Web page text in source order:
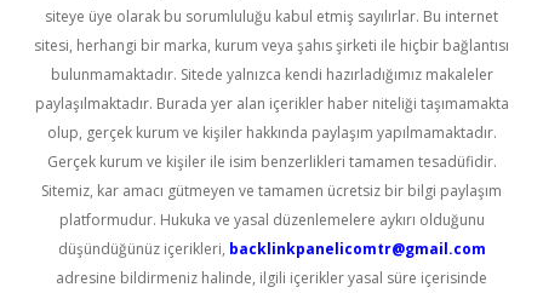
siteye üye olarak bu sorumluluğu kabul etmiş sayılırlar. Bu internet
sitesi, herhangi bir marka, kurum veya şahıs şirketi ile hiçbir bağlantısı
bulunmamaktadır. Sitede yalnızca kendi hazırladığımız makaleler
paylaşılmaktadır. Burada yer alan içerikler haber niteliği taşımamakta
olup, gerçek kurum ve kişiler hakkında paylaşım yapılmamaktadır.
Gerçek kurum ve kişiler ile isim benzerlikleri tamamen tesadüfidir.
Sitemiz, kar amacı gütmeyen ve tamamen ücretsiz bir bilgi paylaşım
platformudur. Hukuka ve yasal düzenlemelere aykırı olduğunu
düşündüğünüz içerikleri, backlinkpanelicomtr@gmail.com
adresine bildirmeniz halinde, ilgili içerikler yasal süre içerisinde